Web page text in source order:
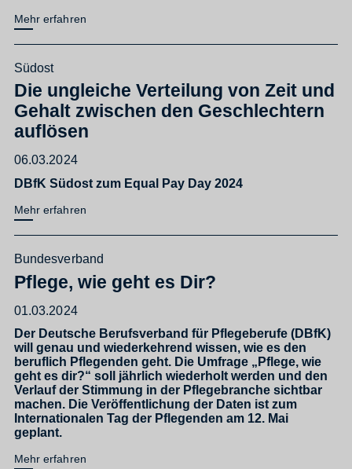
Mehr erfahren
Südost
Die ungleiche Verteilung von Zeit und
Gehalt zwischen den Geschlechtern
auflösen
06.03.2024
DBfK Südost zum Equal Pay Day 2024
Mehr erfahren
Bundesverband
Pflege, wie geht es Dir?
01.03.2024
Der Deutsche Berufsverband für Pflegeberufe (DBfK)
will genau und wiederkehrend wissen, wie es den
beruflich Pflegenden geht. Die Umfrage „Pflege, wie
geht es dir?“ soll jährlich wiederholt werden und den
Verlauf der Stimmung in der Pflegebranche sichtbar
machen. Die Veröffentlichung der Daten ist zum
Internationalen Tag der Pflegenden am 12. Mai
geplant.
Mehr erfahren